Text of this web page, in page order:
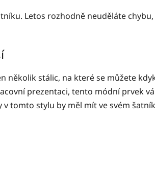
Letos rozhodně neuděláte
několik stálic, na které se můžete
prezentaci, tento módní prvek
tomto stylu by měl mít ve svém